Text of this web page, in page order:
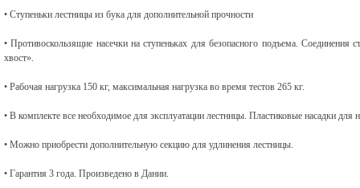
• Ступеньки лестницы из бука для дополнительной прочности
• Противоскользящие насечки на ступеньках для безопасного подъема. Соединения
хвост».
• Рабочая нагрузка 150 кг, максимальная нагрузка во время тестов 265 кг.
• В комплекте все необходимое для эксплуатации лестницы. Пластиковые насадки для
• Можно приобрести дополнительную секцию для удлинения лестницы.
• Гарантия 3 года. Произведено в Дании.